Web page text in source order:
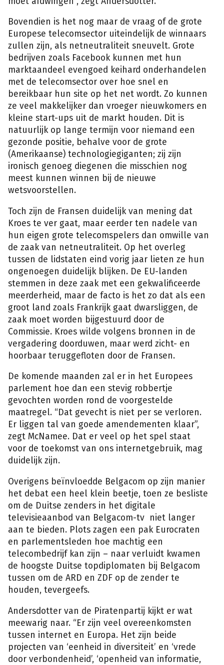
Bovendien is het nog maar de vraag of de grote
Europese telecomsector uiteindelijk de winnaars
zullen zijn, als netneutraliteit sneuvelt. Grote
bedrijven zoals Facebook kunnen met hun
marktaandeel evengoed keihard onderhandelen
met de telecomsector over hoe snel en
bereikbaar hun site op het net wordt. Zo kunnen
ze veel makkelijker dan vroeger nieuwkomers en
kleine start-ups uit de markt houden. Dit is
natuurlijk op lange termijn voor niemand een
gezonde positie, behalve voor de grote
(Amerikaanse) technologiegiganten; zij zijn
ironisch genoeg diegenen die misschien nog
meest kunnen winnen bij de nieuwe
wetsvoorstellen.
Toch zijn de Fransen duidelijk van mening dat
Kroes te ver gaat, maar eerder ten nadele van
hun eigen grote telecomspelers dan omwille van
de zaak van netneutraliteit. Op het overleg
tussen de lidstaten eind vorig jaar lieten ze hun
ongenoegen duidelijk blijken. De EU-landen
stemmen in deze zaak met een gekwalificeerde
meerderheid, maar de facto is het zo dat als een
groot land zoals Frankrijk gaat dwarsliggen, de
zaak moet worden bijgestuurd door de
Commissie. Kroes wilde volgens bronnen in de
vergadering doorduwen, maar werd zicht- en
hoorbaar teruggefloten door de Fransen.
De komende maanden zal er in het Europees
parlement hoe dan een stevig robbertje
gevochten worden rond de voorgestelde
maatregel. “Dat gevecht is niet per se verloren.
Er liggen tal van goede amendementen klaar”,
zegt McNamee. Dat er veel op het spel staat
voor de toekomst van ons internetgebruik, mag
duidelijk zijn.
Overigens beïnvloedde Belgacom op zijn manier
het debat een heel klein beetje, toen ze besliste
om de Duitse zenders in het digitale
televisieaanbod van Belgacom-tv niet langer
aan te bieden. Plots zagen een pak Eurocraten
en parlementsleden hoe machtig een
telecombedrijf kan zijn – naar verluidt kwamen
de hoogste Duitse topdiplomaten bij Belgacom
tussen om de ARD en ZDF op de zender te
houden, tevergeefs.
Andersdotter van de Piratenpartij kijkt er wat
meewarig naar. “Er zijn veel overeenkomsten
tussen internet en Europa. Het zijn beide
projecten van ‘eenheid in diversiteit’ en ‘vrede
door verbondenheid’, ‘openheid van informatie,